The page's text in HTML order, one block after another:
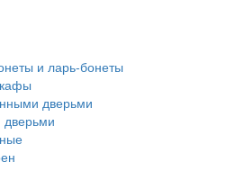
и ларь-бонеты
дверьми
дверьми